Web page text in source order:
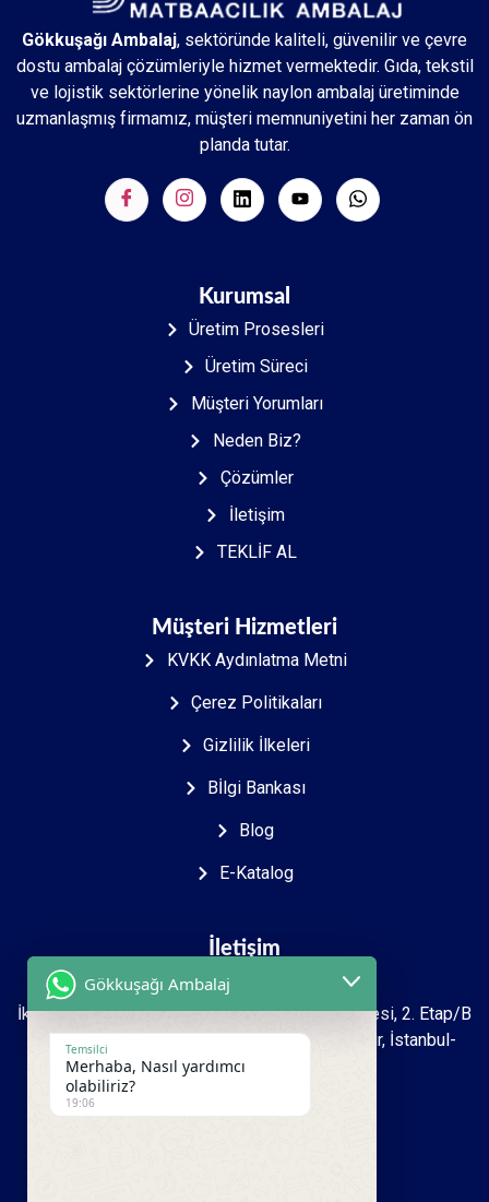
Gökkuşağı Ambalaj, sektöründe kaliteli, güvenilir ve çevre
dostu ambalaj çözümleriyle hizmet vermektedir. Gıda, tekstil
ve lojistik sektörlerine yönelik naylon ambalaj üretiminde
uzmanlaşmış firmamız, müşteri memnuniyetini her zaman ön
planda tutar.
Kurumsal
Üretim Prosesleri
Üretim Süreci
Müşteri Yorumları
Neden Biz?
Çözümler
İletişim
TEKLİF AL
Müşteri Hizmetleri
KVKK Aydınlatma Metni
Çerez Politikaları
Gizlilik İlkeleri
Bİlgi Bankası
Blog
E-Katalog
İletişim
İkitelli O.S.B Mah. 2723. sokak İpkas Sanayi Sitesi, 2. Etap/B
Ada 7 Zemin 1.kat İşyeri No: 27-39 Başakşehir, İstanbul-
Türkiye
Gökkuşağı Ambalaj
Temsilci
Merhaba, Nasıl yardımcı
olabiliriz?
19:06